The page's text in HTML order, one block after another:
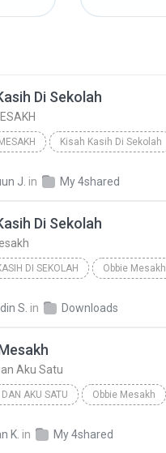
Di Sekolah
Kisah Kasih Di Sekolah
J. in My 4shared
Di Sekolah
DI SEKOLAH Obbie Mesakh
S. in Downloads
Aku Satu
AKU SATU Obbie Mesakh
K. in My 4shared